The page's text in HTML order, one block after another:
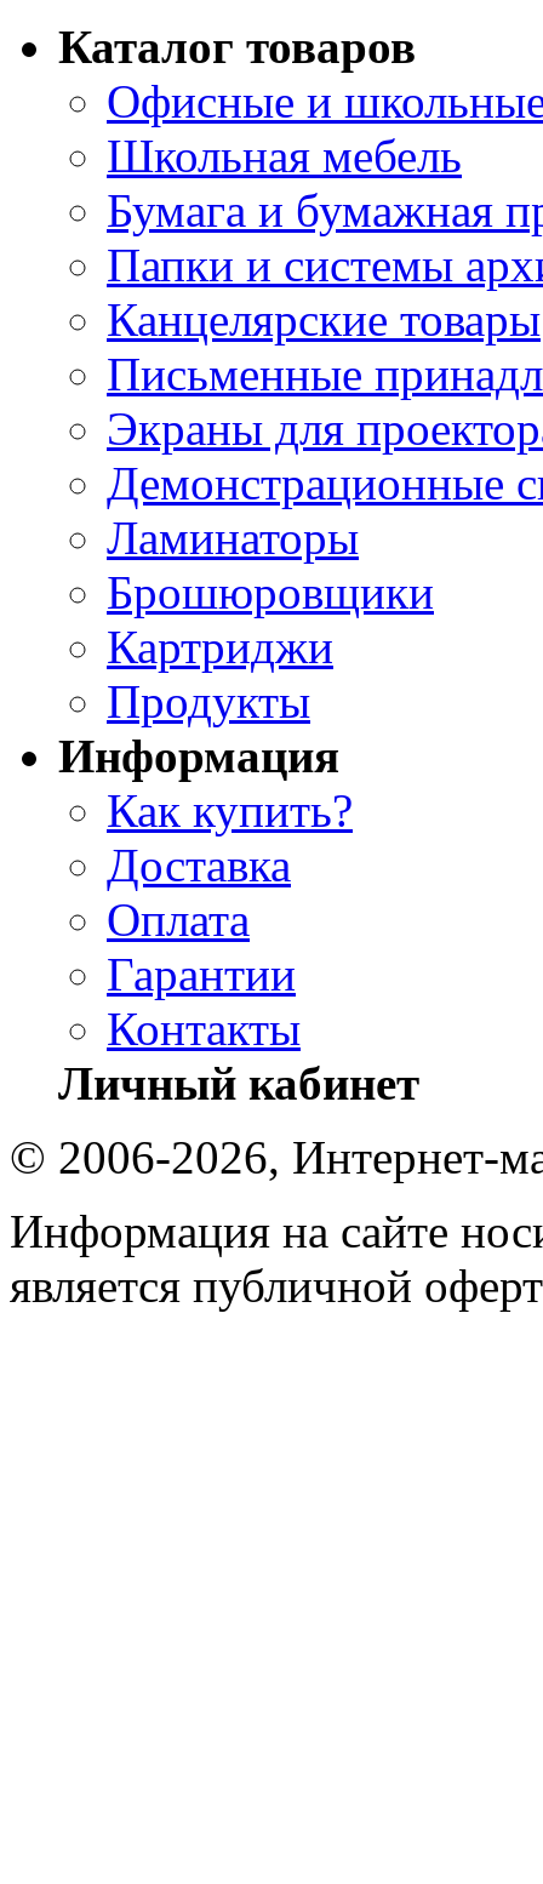
Каталог товаров
Офисные и
Школьная мебель
Бумага и бумажная
Папки и системы
Канцелярские товары
Письменные
Экраны для
Демонстрационные
Ламинаторы
Брошюровщики
Картриджи
Продукты
Информация
Как купить?
Доставка
Оплата
Гарантии
Контакты
Личный кабинет
© 2006-2026, Интернет-
Информация на сайте
является публичной